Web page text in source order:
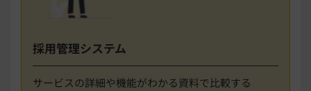
採用管理システム
サービスの詳細や機能がわかる資料で比較する